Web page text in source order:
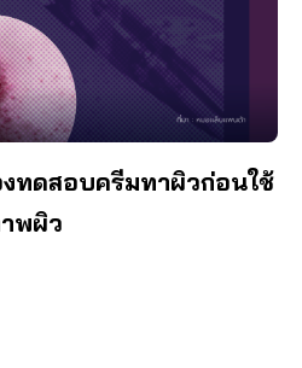
ทดสอบครีมทาผิวก่อนใช้
พผิว